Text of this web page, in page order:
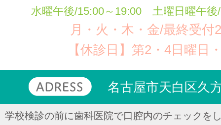
水曜午後/15:00～19:00 土曜日曜午後
月・火・木・金/最終受付
【休診日】第2・4日曜日
名古屋市天白区久
学校検診の前に歯科医院で口腔内のチェックを